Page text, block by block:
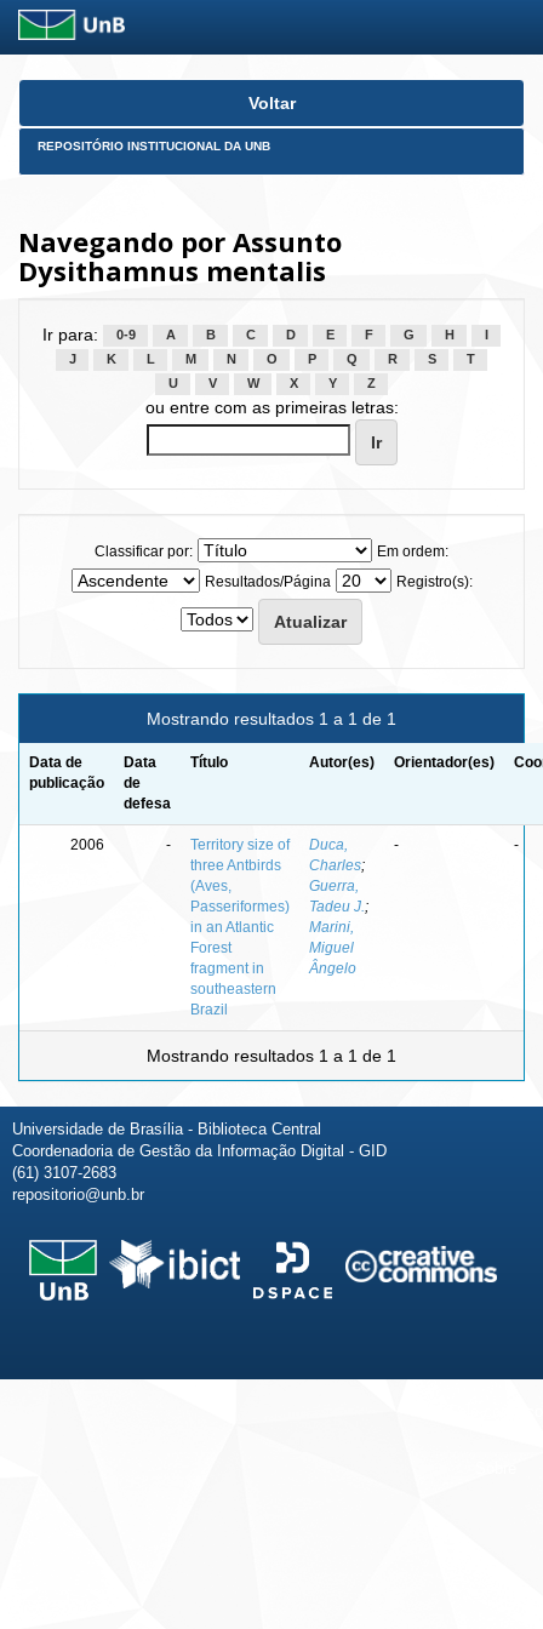
Skip
Voltar
REPOSITÓRIO INSTITUCIONAL DA UNB
Navegando por Assunto
Dysithamnus mentalis
Ir para: 0-9 A B C D E F G H
J
K L M N O P Q R S
T
U
V W X Y Z
ou entre com as primeiras letras:
Classificar por:
Em ordem:
Resultados/Página
Registro(s):
Mostrando resultados 1 a 1 de 1
Data de
publicação
Data
de
defesa
Título Autor(es) Orientador(es)
2006 -
Territory size of
three Antbirds
(Aves,
Passeriformes)
in an Atlantic
Forest
fragment in
southeastern
Brazil
Duca,
Charles;
Guerra,
Tadeu J. ;
Marini,
Miguel
Ângelo
- -
Mostrando resultados 1 a 1 de 1
Universidade de Brasília - Biblioteca Central
Coordenadoria de Gestão da Informação Digital - GID
(61) 3107-2683
repositorio@unb.br